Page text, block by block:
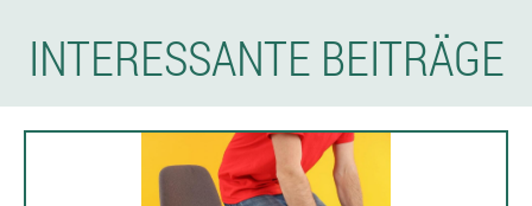
INTERESSANTE BEITRÄGE